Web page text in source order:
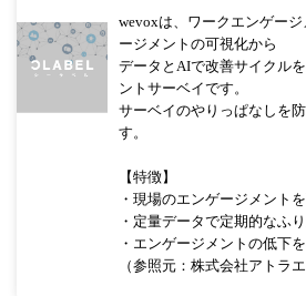
wevoxは、ワークエンゲー
ージメントの可視化から
データとAIで改善サイクル
ントサーベイです。
サーベイのやりっぱなしを
す。
【特徴】
・現場のエンゲージメント
・定量データで定期的なふ
・エンゲージメントの低下
（参照元：株式会社アトラエ